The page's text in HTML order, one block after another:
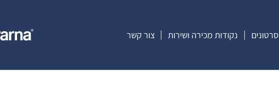
סרטונים נקודות מכירה ושירות צור קשר